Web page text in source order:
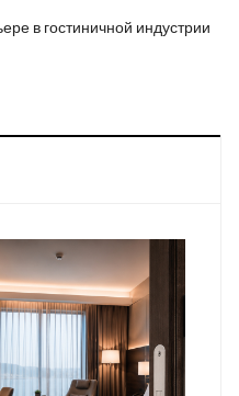
в гостиничной индустрии